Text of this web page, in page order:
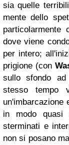
sia quelle
mente dello
dove viene
per intero;
prigione (con
sullo sfondo
stesso tempo
un'imbarcazione
in modo quasi
sterminati e
non si posano